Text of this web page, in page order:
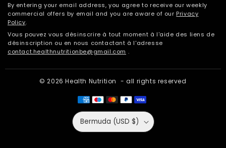
By entering your email address, you agree to receive our weekly
commercial offers by email and you are aware of our Privacy
Policy.
Vous pouvez vous désinscrire à tout moment à l'aide des liens de
désinscription ou en nous contactant à l'adresse
contact.healthnutritionbe@gmail.com .
© 2026Health Nutrition - all rights reserved
Bermuda (USD $)